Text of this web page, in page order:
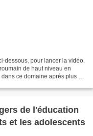
dessous, pour lancer la vidéo.
de haut niveau en
ce domaine après plus de
de l'éducation
et les adolescents